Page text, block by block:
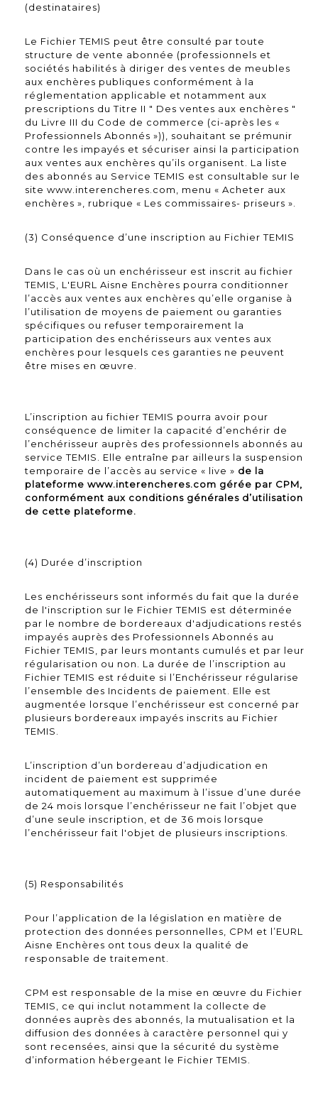
(destinataires)
Le Fichier TEMIS peut être consulté par toute
structure de vente abonnée (professionnels et
sociétés habilités à diriger des ventes de meubles
aux enchères publiques conformément à la
réglementation applicable et notamment aux
prescriptions du Titre II " Des ventes aux enchères "
du Livre III du Code de commerce (ci-après les «
Professionnels Abonnés »)), souhaitant se prémunir
contre les impayés et sécuriser ainsi la participation
aux ventes aux enchères qu’ils organisent. La liste
des abonnés au Service TEMIS est consultable sur le
site www.interencheres.com, menu « Acheter aux
enchères », rubrique « Les commissaires- priseurs ».
(3) Conséquence d’une inscription au Fichier TEMIS
Dans le cas où un enchérisseur est inscrit au fichier
TEMIS, L'EURL Aisne Enchères pourra conditionner
l’accès aux ventes aux enchères qu’elle organise à
l’utilisation de moyens de paiement ou garanties
spécifiques ou refuser temporairement la
participation des enchérisseurs aux ventes aux
enchères pour lesquels ces garanties ne peuvent
être mises en œuvre.
L’inscription au fichier TEMIS pourra avoir pour
conséquence de limiter la capacité d’enchérir de
l’enchérisseur auprès des professionnels abonnés au
service TEMIS. Elle entraîne par ailleurs la suspension
temporaire de l’accès au service « live » de la
plateforme www.interencheres.com gérée par CPM,
conformément aux conditions générales d’utilisation
de cette plateforme.
(4) Durée d’inscription
Les enchérisseurs sont informés du fait que la durée
de l'inscription sur le Fichier TEMIS est déterminée
par le nombre de bordereaux d'adjudications restés
impayés auprès des Professionnels Abonnés au
Fichier TEMIS, par leurs montants cumulés et par leur
régularisation ou non. La durée de l’inscription au
Fichier TEMIS est réduite si l’Enchérisseur régularise
l’ensemble des Incidents de paiement. Elle est
augmentée lorsque l’enchérisseur est concerné par
plusieurs bordereaux impayés inscrits au Fichier
TEMIS.
L’inscription d’un bordereau d’adjudication en
incident de paiement est supprimée
automatiquement au maximum à l’issue d’une durée
de 24 mois lorsque l’enchérisseur ne fait l’objet que
d’une seule inscription, et de 36 mois lorsque
l’enchérisseur fait l'objet de plusieurs inscriptions.
(5) Responsabilités
Pour l’application de la législation en matière de
protection des données personnelles, CPM et l’EURL
Aisne Enchères ont tous deux la qualité de
responsable de traitement.
CPM est responsable de la mise en œuvre du Fichier
TEMIS, ce qui inclut notamment la collecte de
données auprès des abonnés, la mutualisation et la
diffusion des données à caractère personnel qui y
sont recensées, ainsi que la sécurité du système
d’information hébergeant le Fichier TEMIS.